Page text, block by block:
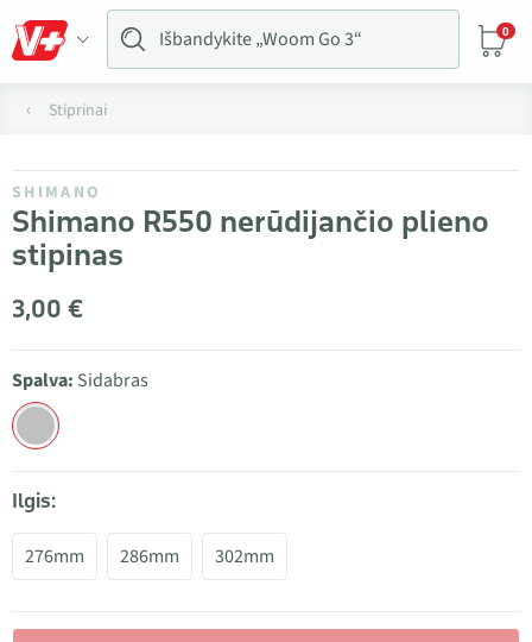
0
Stiprinai
SHIMANO
Shimano R550 nerūdijančio plieno
stipinas
3,00 €
Spalva: Sidabras
Ilgis:
276mm 286mm 302mm